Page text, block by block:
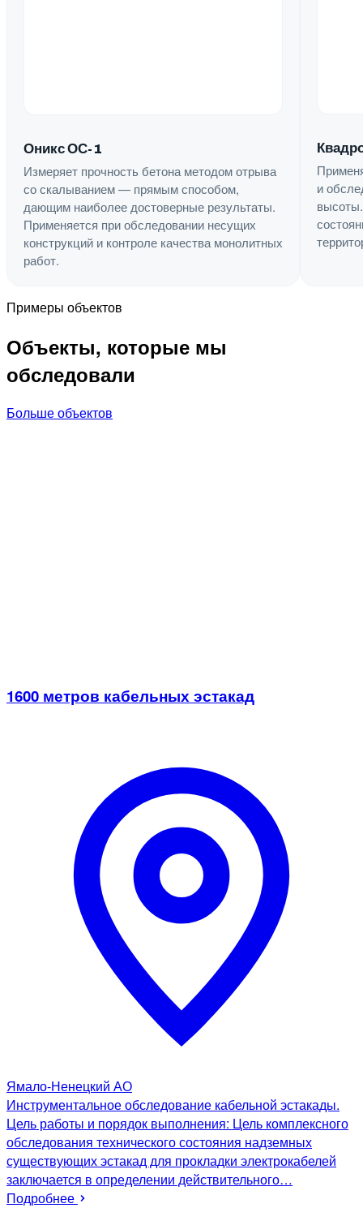
Оникс ОС-1
Измеряет прочность бетона методом отрыва
со скалыванием — прямым способом,
дающим наиболее достоверные результаты.
Применяется при обследовании несущих
конструкций и контроле качества монолитных
работ.
и
Примеры объектов
Объекты, которые мы
обследовали
Больше объектов
1600 метров кабельных эстакад
Ямало-Ненецкий АО
Инструментальное обследование кабельной эстакады.
Цель работы и порядок выполнения: Цель комплексного
обследования технического состояния надземных
существующих эстакад для прокладки электрокабелей
заключается в определении действительного…
Подробнее